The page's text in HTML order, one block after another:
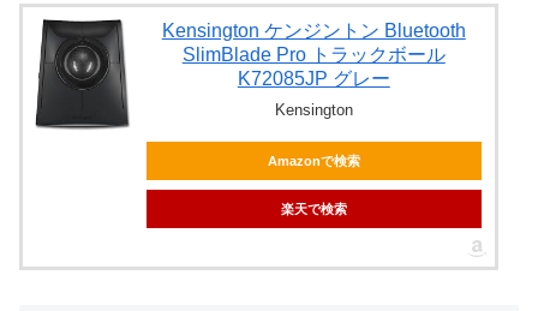
Kensington ケンジントン Bluetooth
SlimBlade Pro トラックボール
K72085JP グレー
Kensington
Amazonで検索
楽天で検索